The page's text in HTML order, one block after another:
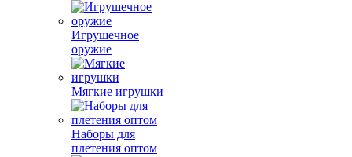
Игрушечное
оружие
Мягкие игрушки
Наборы для
плетения оптом